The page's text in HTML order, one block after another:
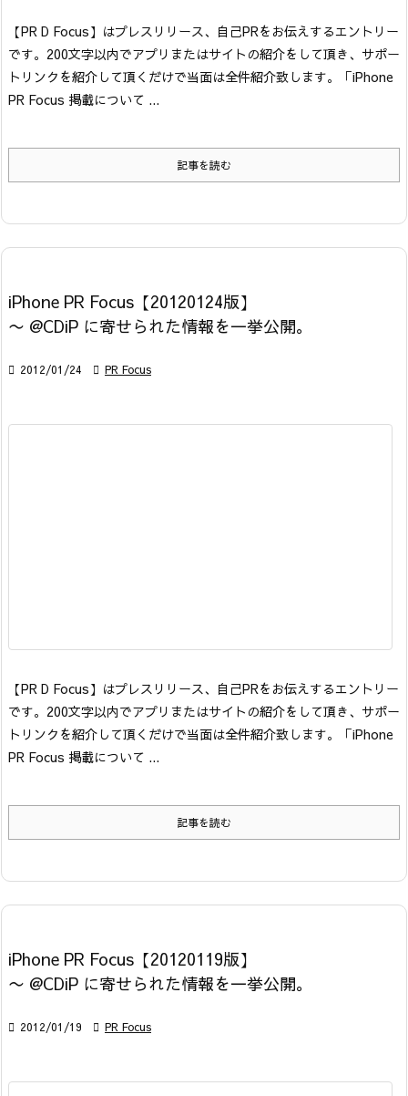
【PR D Focus】はプレスリリース、自己PRをお伝えするエントリー
です。200文字以内でアプリまたはサイトの紹介をして頂き、サポー
トリンクを紹介して頂くだけで当面は全件紹介致します。「iPhone
PR Focus 掲載について ...
記事を読む
iPhone PR Focus【20120124版】
〜 @CDiP に寄せられた情報を一挙公開。
 2012/01/24  PR Focus
【PR D Focus】はプレスリリース、自己PRをお伝えするエントリー
です。200文字以内でアプリまたはサイトの紹介をして頂き、サポー
トリンクを紹介して頂くだけで当面は全件紹介致します。「iPhone
PR Focus 掲載について ...
記事を読む
iPhone PR Focus【20120119版】
〜 @CDiP に寄せられた情報を一挙公開。
 2012/01/19  PR Focus